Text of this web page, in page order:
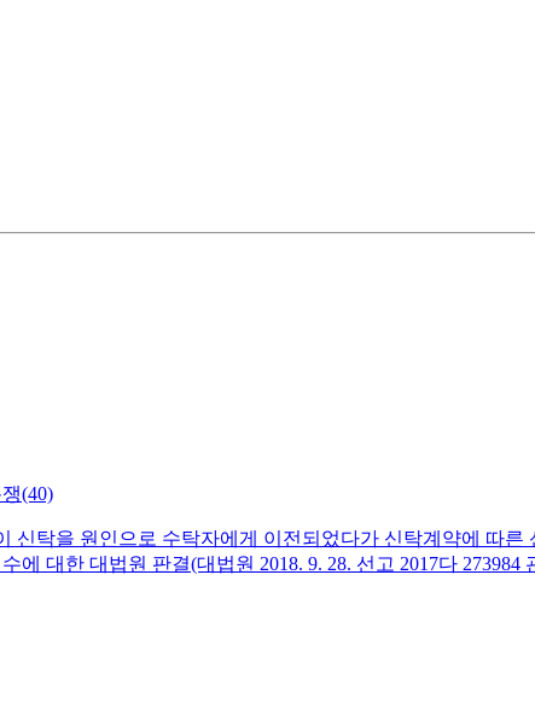
(40)
신탁을 원인으로 수탁자에게 이전되었다가 신탁계약에 따
에 대한 대법원 판결(대법원 2018. 9. 28. 선고 2017다
납관리비채무를 중첩적으로 인수하는지 여부 및 이는 등기
어 보면, 위탁자의 구분소유권에 관하여 신탁을 원인으로 수탁